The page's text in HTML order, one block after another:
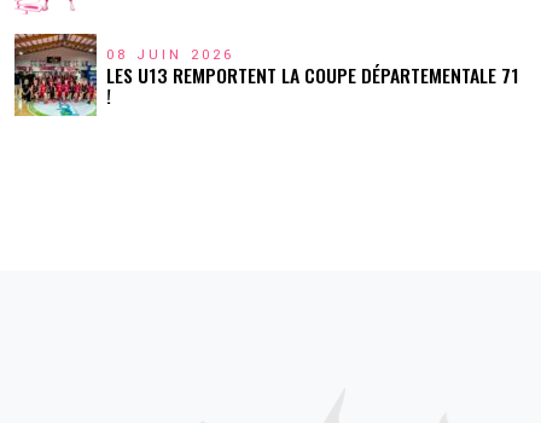
08 JUIN 2026
LES U13 REMPORTENT LA COUPE DÉPARTEMENTALE 71
!